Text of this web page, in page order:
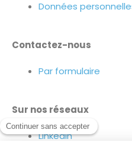
Données
Contactez-nous
Par formulaire
Sur nos réseaux
Linkedin